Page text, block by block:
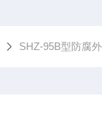
SHZ-95B型防腐